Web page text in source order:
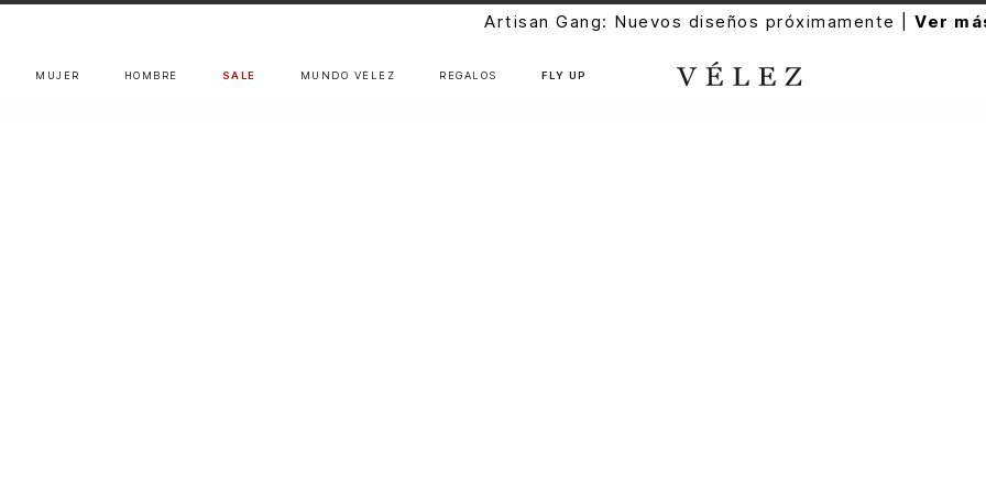
Artisan Gang: Nuevos diseños próximamente |Ver
MUJER HOMBRE SALE MUNDO VÉLEZ REGALOS FLY UP